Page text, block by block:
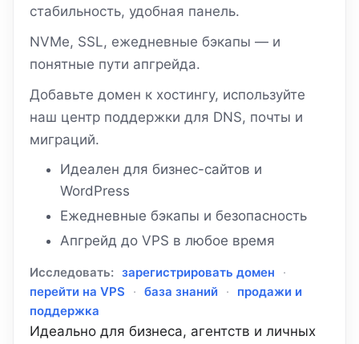
стабильность, удобная панель.
NVMe, SSL, ежедневные бэкапы — и
понятные пути апгрейда.
Добавьте домен к хостингу, используйте
наш центр поддержки для DNS, почты и
миграций.
Идеален для бизнес-сайтов и
WordPress
Ежедневные бэкапы и безопасность
Апгрейд до VPS в любое время
Исследовать: зарегистрировать домен
·
перейти на VPS
· база знаний ·
продажи и
поддержка
Идеально для бизнеса, агентств и личных